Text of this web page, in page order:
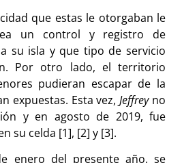
que estas le otorgaban le
un control y registro de
su isla y que tipo de servicio
Por otro lado, el territorio
pudieran escapar de la
expuestas. Esta vez,Jeffrey no
y en agosto de 2019, fue
su celda [1], [2] y [3].
enero del presente año, se